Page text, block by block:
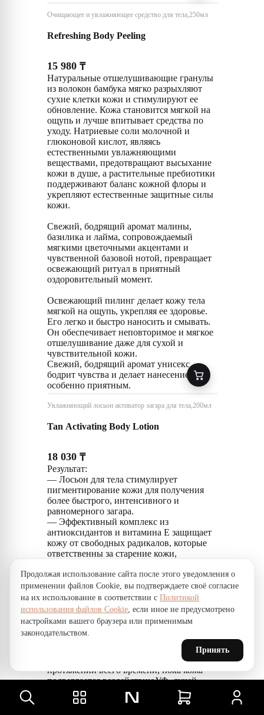
Очищающее и увлажняющее средство для тела,250мл
Refreshing Body Peeling
15 980 ₸
Натуральные отшелушивающие гранулы
из волокон бамбука мягко разрыхляют
сухие клетки кожи и стимулируют ее
обновление. Кожа становится мягкой на
ощупь и лучше впитывает средства по
уходу. Натриевые соли молочной и
глюконовой кислот, являясь
естественными увлажняющими
веществами, предотвращают высыхание
кожи в душе, а растительные пребиотики
поддерживают баланс кожной флоры и
укрепляют естественные защитные силы
кожи.
Свежий, бодрящий аромат малины,
базилика и лайма, сопровождаемый
мягкими цветочными акцентами и
чувственной базовой нотой, превращает
освежающий ритуал в приятный
оздоровительный момент.
Освежающий пилинг делает кожу тела
мягкой на ощупь, укрепляя ее здоровье.
Его легко и быстро наносить и смывать.
Он обеспечивает неповторимое и мягкое
отшелушивание даже для сухой и
чувствительной кожи.
Свежий, бодрящий аромат унисекс
бодрит чувства и делает нанесение
особенно приятным.
Увлажняющий лосьон активатор загара для тела,200мл
Tan Activating Body Lotion
18 030 ₸
Результат:
— Лосьон для тела стимулирует
пигментирование кожи для получения
более быстрого, интенсивного и
равномерного загара.
— Эффективный комплекс из
антиоксидантов и витамина Е защищает
кожу от свободных радикалов, которые
ответственны за старение кожи,
— Стабилизаторы увлажненности
выравнивают баланс влажности кожи и
поддерживают её здоровье и мягкость.
Применение: Наносите Hydrating Tan
Activating Body Lotion на очищенную
кожу один раз в день. Начните регулярно
использовать лосьон за несколько дней до
продолжайте его использование на
протяжении всего времени, пока кожа
подвергается воздействиюУФ–лучей.
Чтобы избежать повреждений кожи,
вызванных УФ–излучением, мы
Продолжая использование сайта после этого уведомления о
применении файлов Cookie, вы подтверждаете своё согласие
на их использование в соответствии с Политикой
использования файлов Cookie, если иное не предусмотрено
настройками вашего браузера или применимым
законодательством.
Принять